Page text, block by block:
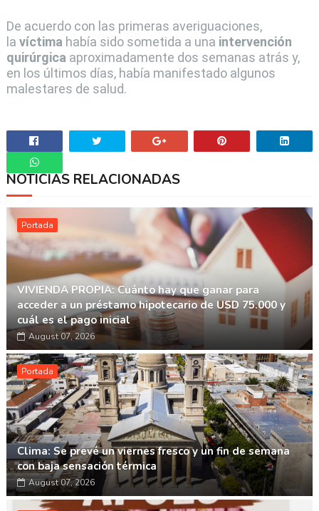
De acuerdo con las primeras averiguaciones,
la víctima había sido sometida a una intervención
quirúrgica aproximadamente dos semanas atrás y,
en los últimos días, había manifestado algunos
malestares de salud.
Whatsapp
NOTICIAS RELACIONADAS
Portada
VIVIENDA PROPIA: Cuánto hay que ganar para
acceder a un préstamo hipotecario de USD 75.000 y
cuál es el pago inicial
August 07, 2026
Portada
Clima: Se prevé un viernes fresco y un fin de semana
con baja sensación térmica
August 07, 2026